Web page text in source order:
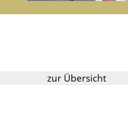
zur Übersicht